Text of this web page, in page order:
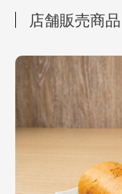
店舗販売商品